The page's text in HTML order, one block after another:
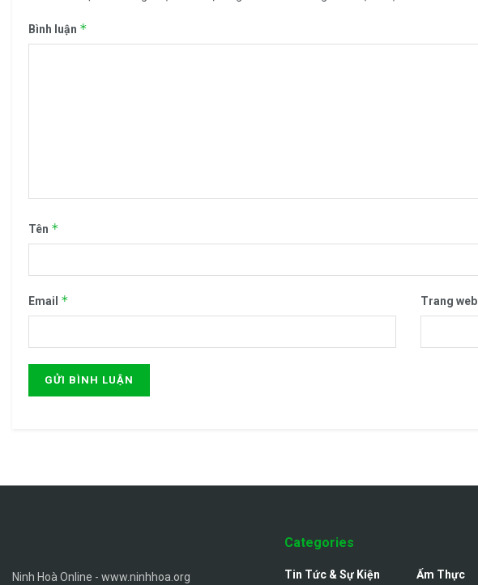
Bình luận *
Tên *
Email * Trang web
Ninh Hoà Online - www.ninhhoa.org
Categories
Tin Tức & Sự Kiện Ẩm Thực